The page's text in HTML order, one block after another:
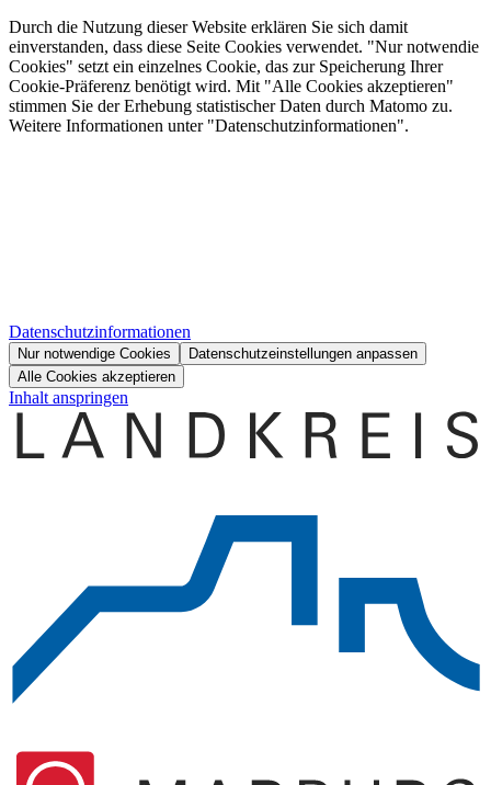
Durch die Nutzung dieser Website erklären Sie sich damit
einverstanden, dass diese Seite Cookies verwendet. "Nur notwendie
Cookies" setzt ein einzelnes Cookie, das zur Speicherung Ihrer
Cookie-Präferenz benötigt wird. Mit "Alle Cookies akzeptieren"
stimmen Sie der Erhebung statistischer Daten durch Matomo zu.
Weitere Informationen unter "Datenschutzinformationen".
Datenschutzinformationen
Nur notwendige Cookies
Datenschutzeinstellungen anpassen
Alle Cookies akzeptieren
Inhalt anspringen